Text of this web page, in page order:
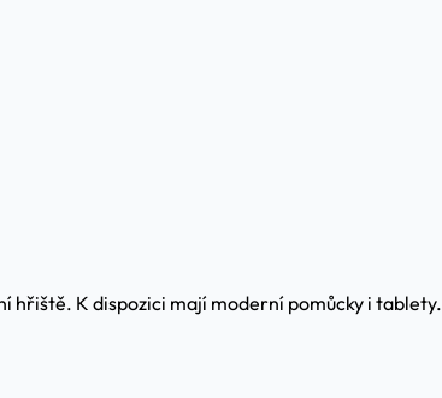
hřiště. K dispozici mají moderní pomůcky i tablety.